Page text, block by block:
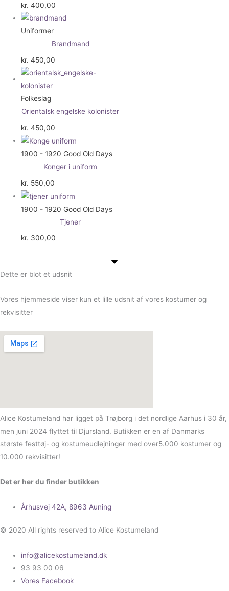
kr. 400,00
Uniformer
Brandmand
kr. 450,00
Folkeslag
Orientalsk engelske kolonister
kr. 450,00
1900 - 1920 Good Old Days
Konger i uniform
kr. 550,00
1900 - 1920 Good Old Days
Tjener
kr. 300,00
Dette er blot et udsnit
Vores hjemmeside viser kun et lille udsnit af vores kostumer og
rekvisitter
Alice Kostumeland har ligget på Trøjborg i det nordlige Aarhus i 30 år,
men juni 2024 flyttet til Djursland. Butikken er en af Danmarks
største festtøj- og kostumeudlejninger med over5.000 kostumer og
10.000 rekvisitter!
Det er her du finder butikken
Århusvej 42A, 8963 Auning
© 2020 All rights reserved to Alice Kostumeland
info@alicekostumeland.dk
93 93 00 06
Vores Facebook